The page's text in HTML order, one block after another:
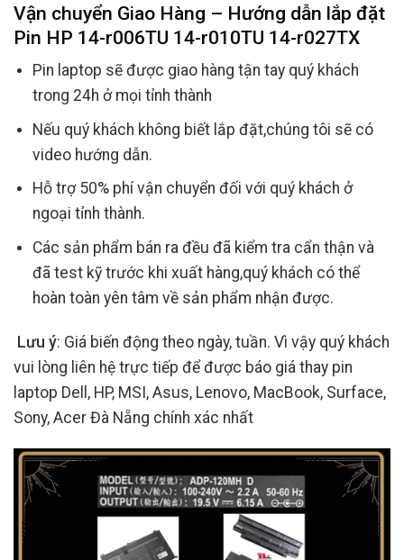
Vận chuyển Giao Hàng – Hướng dẫn lắp đặt
Pin HP 14-r006TU 14-r010TU 14-r027TX
Pin laptop sẽ được giao hàng tận tay quý khách
trong 24h ở mọi tỉnh thành
Nếu quý khách không biết lắp đặt,chúng tôi sẽ có
video hướng dẫn.
Hỗ trợ 50% phí vận chuyển đối với quý khách ở
ngoại tỉnh thành.
Các sản phẩm bán ra đều đã kiểm tra cẩn thận và
đã test kỹ trước khi xuất hàng,quý khách có thể
hoàn toàn yên tâm về sản phẩm nhận được.
Lưu ý: Giá biến động theo ngày, tuần. Vì vậy quý khách
vui lòng liên hệ trực tiếp để được báo giá thay pin
laptop Dell, HP, MSI, Asus, Lenovo, MacBook, Surface,
Sony, Acer Đà Nẵng chính xác nhất